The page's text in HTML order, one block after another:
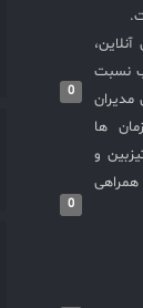
نسبت
مدیران
ها
و
همراهی
0
0